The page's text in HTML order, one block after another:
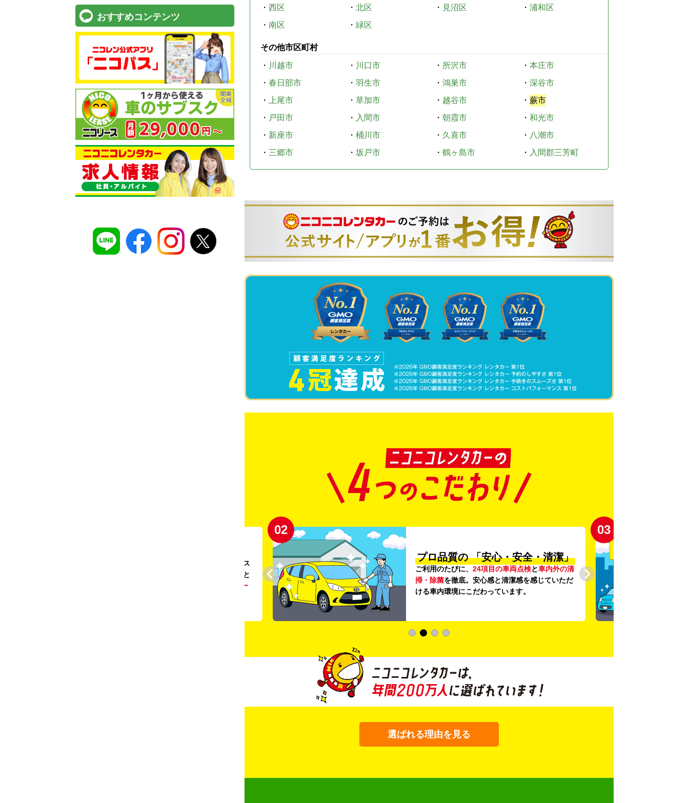
・ 西区 ・ 北区 ・ 見沼区 ・ 浦和区
・ 南区 ・ 緑区
その他市区町村
・ 川越市 ・ 川口市 ・ 所沢市 ・ 本庄市
・ 春日部市 ・ 羽生市 ・ 鴻巣市 ・ 深谷市
・
上尾市 ・ 草加市 ・ 越谷市 ・ 蕨市
・ 戸田市 ・ 入間市 ・ 朝霞市 ・ 和光市
・ 新座市 ・ 桶川市 ・ 久喜市 ・ 八潮市
・ 三郷市 ・ 坂戸市 ・ 鶴ヶ島市 ・ 入間郡三芳町
。ガソリンス
タンドや整備工場の既存インフラを活用すること
リー
02
プロ品質の 「安心・安全・清潔」
ご利用のたびに、 24項目の車両点検と車内外の清
掃・除菌を徹底。安心感と清潔感を感じていただ
ける車内環境にこだわっています。
03
選ばれる理由を見る
おすすめコンテンツ